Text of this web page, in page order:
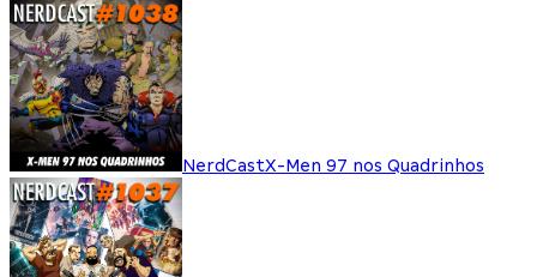
NerdCastX-Men 97 nos Quadrinhos